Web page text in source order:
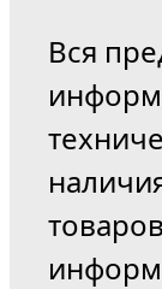
Вся